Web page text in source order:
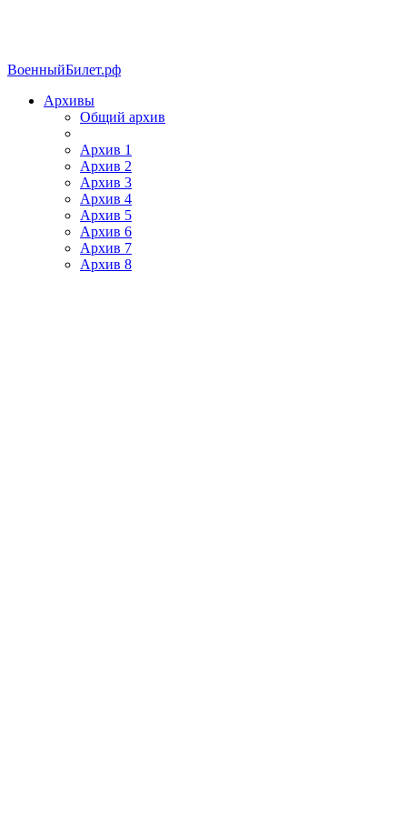
ВоенныйБилет.рф
Архивы
Общий архив
Архив 1
Архив 2
Архив 3
Архив 4
Архив 5
Архив 6
Архив 7
Архив 8